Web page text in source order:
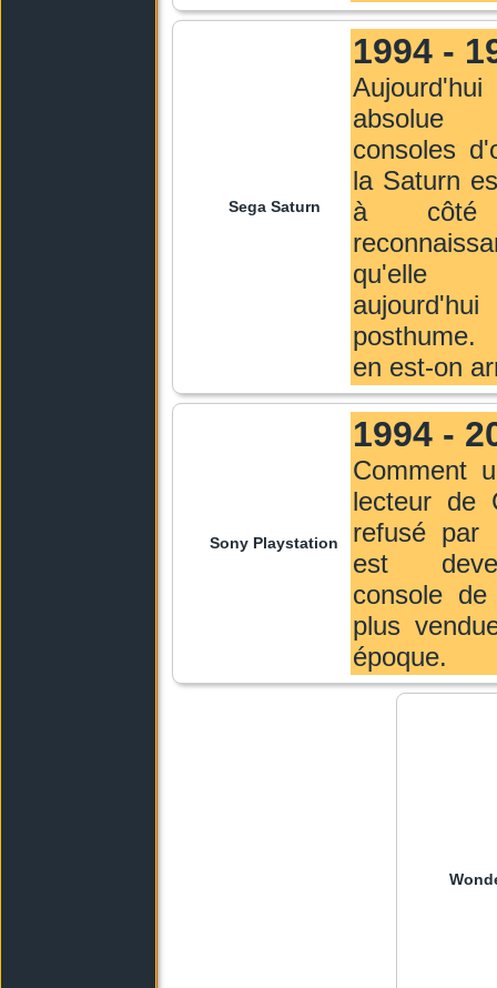
Sega Saturn
1994 -
consoles
la Saturn
à côté
qu'elle
en est-on
Sony Playstation
1994 -
Comment
lecteur de
refusé par
est
console
plus
époque.